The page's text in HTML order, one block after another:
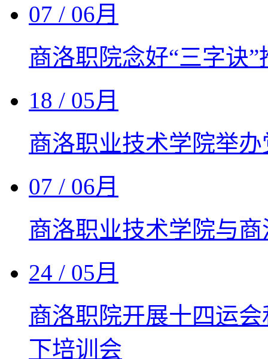
07 / 06月
商洛职院念好“三字诀
18 / 05月
商洛职业技术学院举
07 / 06月
商洛职业技术学院与
24 / 05月
商洛职院开展十四运
下培训会